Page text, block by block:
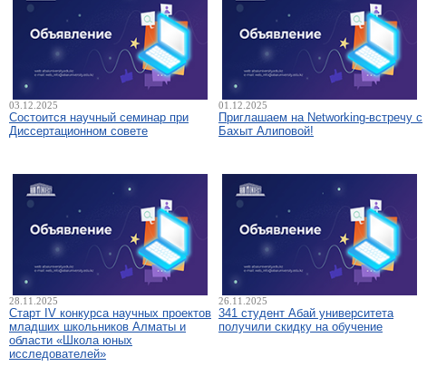
03.12.2025
Состоится научный семинар при
Диссертационном совете
01.12.2025
Приглашаем на Networking-встречу с
Бахыт Алиповой!
28.11.2025
Старт IV конкурса научных проектов
младших школьников Алматы и
области «Школа юных
исследователей»
26.11.2025
341 студент Абай университета
получили скидку на обучение